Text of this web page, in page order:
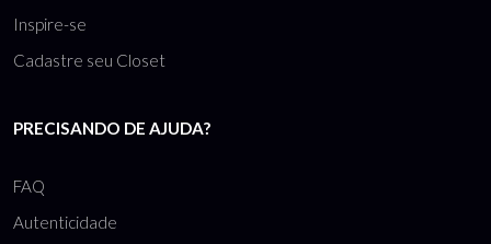
Carreiras
Inspire-se
FAQ